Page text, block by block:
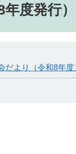
度発行）
だより（令和8年度